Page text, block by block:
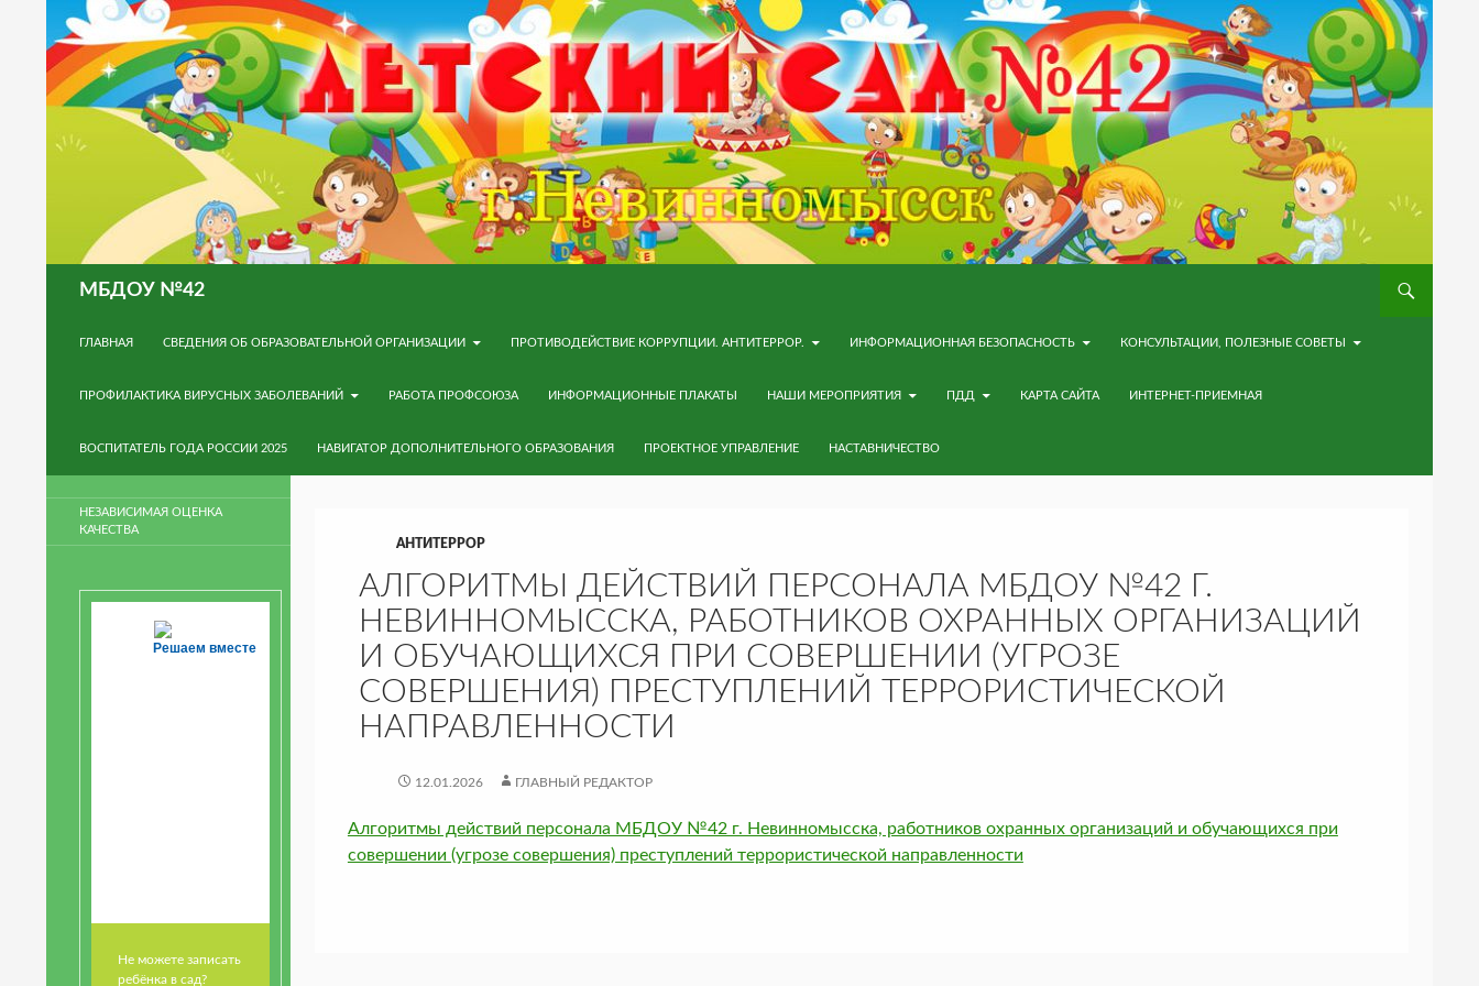
МБДОУ №42
ГЛАВНАЯ
СВЕДЕНИЯ ОБ ОБРАЗОВАТЕЛЬНОЙ ОРГАНИЗАЦИИ ПРОТИВОДЕЙСТВИЕ КОРРУПЦИИ. АНТИТЕРРОР. ИНФОРМАЦИОННАЯ БЕЗОПАСНОСТЬ КОНСУЛЬТАЦИИ, ПОЛЕЗНЫЕ СОВЕТЫ
ПРОФИЛАКТИКА ВИРУСНЫХ ЗАБОЛЕВАНИЙ РАБОТА ПРОФСОЮЗА ИНФОРМАЦИОННЫЕ ПЛАКАТЫ НАШИ МЕРОПРИЯТИЯ ПДД КАРТА САЙТА ИНТЕРНЕТ-ПРИЕМНАЯ
ВОСПИТАТЕЛЬ ГОДА РОССИИ 2025 НАВИГАТОР ДОПОЛНИТЕЛЬНОГО ОБРАЗОВАНИЯ ПРОЕКТНОЕ УПРАВЛЕНИЕ НАСТАВНИЧЕСТВО
АНТИТЕРРОР
АЛГОРИТМЫ ДЕЙСТВИЙ ПЕРСОНАЛА МБДОУ №42 Г.
НЕВИННОМЫССКА, РАБОТНИКОВ ОХРАННЫХ ОРГАНИЗАЦИЙ
И ОБУЧАЮЩИХСЯ ПРИ СОВЕРШЕНИИ (УГРОЗЕ
СОВЕРШЕНИЯ) ПРЕСТУПЛЕНИЙ ТЕРРОРИСТИЧЕСКОЙ
НАПРАВЛЕННОСТИ
12.01.2026 ГЛАВНЫЙ РЕДАКТОР
Алгоритмы действий персонала МБДОУ №42 г. Невинномысска, работников охранных организаций и обучающихся при
совершении (угрозе совершения) преступлений террористической направленности
НЕЗАВИСИМАЯ ОЦЕНКА
КАЧЕСТВА
Решаем вместе
Не можете записать
ребёнка в сад?